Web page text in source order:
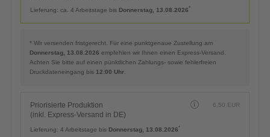
Lieferung: ca. 4 Arbeitstage bis Donnerstag, 13.08.2026*
* Wir versenden fristgerecht. Für eine punktgenaue Zustellung am
Donnerstag, 13.08.2026 empfehlen wir Ihnen einen Express-Versand.
Achten Sie bitte auf einen pünktlichen Zahlungs- sowie fehlerfreien
Druckdateneingang bis 12:00 Uhr
Priorisierte Produktion
(inkl. Express-Versand in DE)
6,50 EUR
Lieferung: 4 Arbeitstage bis Donnerstag, 13.08.2026*